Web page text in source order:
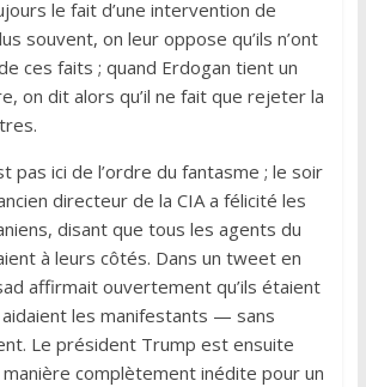
le fait d’une intervention de
souvent, on leur oppose qu’ils n’ont
ces faits ; quand Erdogan tient un
on dit alors qu’il ne fait que rejeter la
pas ici de l’ordre du fantasme ; le soir
directeur de la CIA a félicité les
disant que tous les agents du
à leurs côtés. Dans un tweet en
affirmait ouvertement qu’ils étaient
aidaient les manifestants — sans
Le président Trump est ensuite
manière complètement inédite pour un